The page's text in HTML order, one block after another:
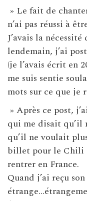
» Le fait de
n’ai pas réussi à
J’avais la
lendemain, j’ai
(je l’avais écrit en
me suis sentie
mots sur ce que je
» Après ce post,
qui me disait qu’il
qu’il ne voulait
billet pour le Chili
rentrer en France.
Quand j’ai reçu